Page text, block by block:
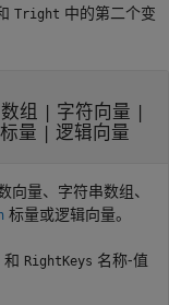
Tright 中的第二个变
组 | 字符向量 |
标量 | 逻辑向量
量、字符串数组、
标量或逻辑向量。
和 RightKeys 名称-值